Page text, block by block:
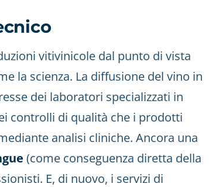
vitivinicole dal punto di vista
la scienza. La diffusione del vino in
dei laboratori specializzati in
controlli di qualità che i prodotti
analisi cliniche. Ancora una
(come conseguenza diretta della
E, di nuovo, i servizi di